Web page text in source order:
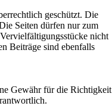
geschützt. Die
Seiten dürfen nur zum
nicht
Beiträge sind ebenfalls
Gewähr für die Richtigkeit